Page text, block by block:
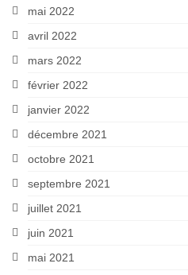
mai 2022
avril 2022
mars 2022
février 2022
janvier 2022
décembre 2021
octobre 2021
septembre 2021
juillet 2021
juin 2021
mai 2021